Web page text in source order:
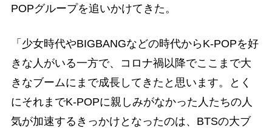
POPグループを追いかけてきた。
「少女時代やBIGBANGなどの時代からK-POPを好
きな人がいる一方で、コロナ禍以降でここまで大
きなブームにまで成長してきたと思います。とく
にそれまでK-POPに親しみがなかった人たちの人
気が加速するきっかけとなったのは、BTSの大ブ